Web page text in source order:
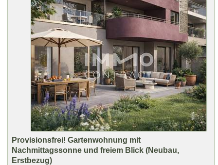
Provisionsfrei! Gartenwohnung mit
Nachmittagssonne und freiem Blick (Neubau,
Erstbezug)